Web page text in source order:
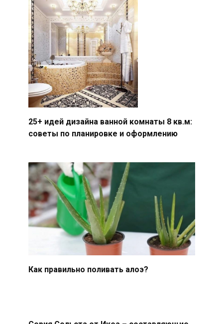
25+ идей дизайна ванной комнаты 8 кв.м:
советы по планировке и оформлению
Как правильно поливать алоэ?